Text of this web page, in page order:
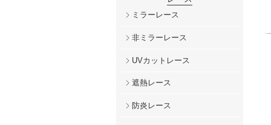
ミラーレース
非ミラーレース
UVカットレース
遮熱レース
防炎レース